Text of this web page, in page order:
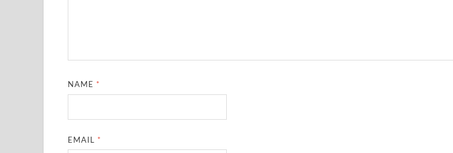
NAME *
EMAIL *